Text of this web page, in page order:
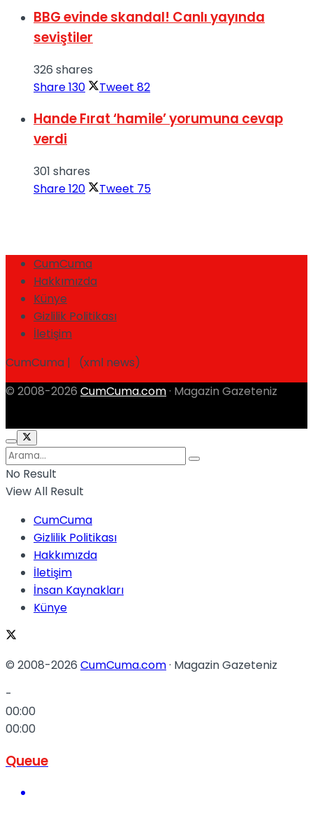
BBG evinde skandal! Canlı yayında
seviştiler
326 shares
Share130 Tweet 82
Hande Fırat ‘hamile’ yorumuna cevap
verdi
301 shares
Share120 Tweet 75
CumCuma
Hakkımızda
Künye
Gizlilik Politikası
İletişim
CumCuma | (xml news)
© 2008-2026 CumCuma.com · Magazin Gazeteniz
No Result
View All Result
CumCuma
Gizlilik Politikası
Hakkımızda
İletişim
İnsan Kaynakları
Künye
© 2008-2026 CumCuma.com· Magazin Gazeteniz
-
00:00
00:00
Queue